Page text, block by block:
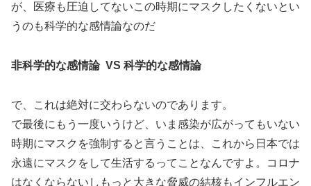
が、医療も圧迫してないこの時期にマスクしたくないとい
うのも科学的な感情論なのだ
非科学的な感情論 VS 科学的な感情論
で、これは絶対に交わらないのであります。
で最後にもう一度いうけど、いま感染が広がってもいない
時期にマスクを強制すると言うことは、これから日本では
永遠にマスクをして生活するってことなんですよ。コロナ
はなくならないしもっと大きな脅威の結核もインフルエン